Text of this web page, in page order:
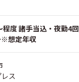
程度 諸手当込・夜勤4
想定年収
ス